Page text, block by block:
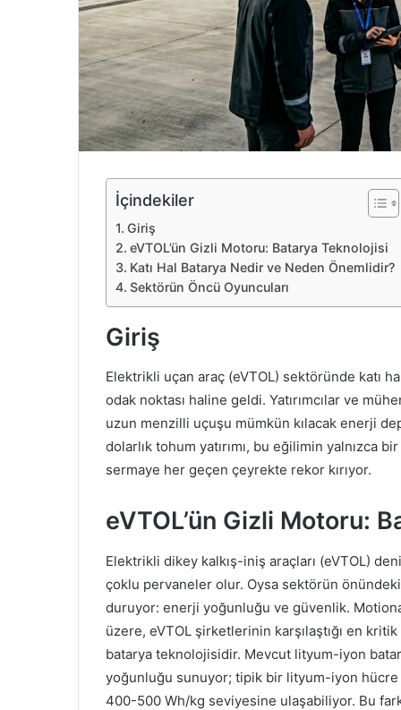
k
İçindekiler
Giriş
eVTOL’ün Gizli Motoru: Batarya Teknolojisi
Katı Hal Batarya Nedir ve Neden Önemlidir?
Sektörün Öncü Oyuncuları
Giriş
Elektrikli uçan araç (eVTOL) sektöründe katı
odak noktası haline geldi. Yatırımcılar ve
uzun menzilli uçuşu mümkün kılacak enerji
dolarlık tohum yatırımı, bu eğilimin yalnızca
sermaye her geçen çeyrekte rekor kırıyor.
eVTOL’ün Gizli Motoru:
Elektrikli dikey kalkış-iniş araçları (eVTOL)
çoklu pervaneler olur. Oysa sektörün
duruyor: enerji yoğunluğu ve güvenlik.
üzere, eVTOL şirketlerinin karşılaştığı en
batarya teknolojisidir. Mevcut lityum-iyon
yoğunluğu sunuyor; tipik bir lityum-iyon hücre
400-500 Wh/kg seviyesine ulaşabiliyor. Bu